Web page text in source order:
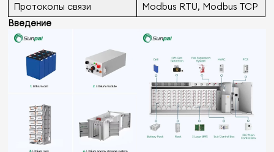
Протоколы связи
Modbus RTU, Modbus TCP
Введение